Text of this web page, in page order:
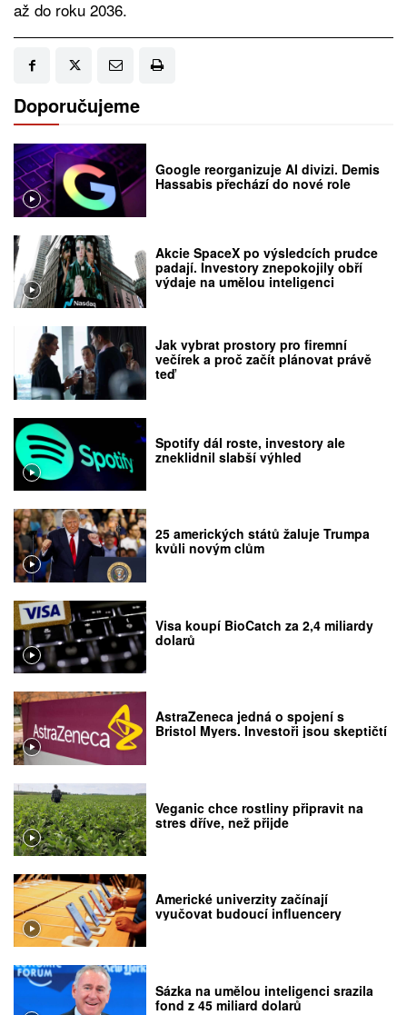
až do roku 2036.
Doporučujeme
Google reorganizuje AI divizi. Demis
Hassabis přechází do nové role
Akcie SpaceX po výsledcích prudce
padají. Investory znepokojily obří
výdaje na umělou inteligenci
Jak vybrat prostory pro firemní
večírek a proč začít plánovat právě
teď
Spotify dál roste, investory ale
zneklidnil slabší výhled
25 amerických států žaluje Trumpa
kvůli novým clům
Visa koupí BioCatch za 2,4 miliardy
dolarů
AstraZeneca jedná o spojení s
Bristol Myers. Investoři jsou skeptičtí
Veganic chce rostliny připravit na
stres dříve, než přijde
Americké univerzity začínají
vyučovat budoucí influencery
Sázka na umělou inteligenci srazila
fond z 45 miliard dolarů